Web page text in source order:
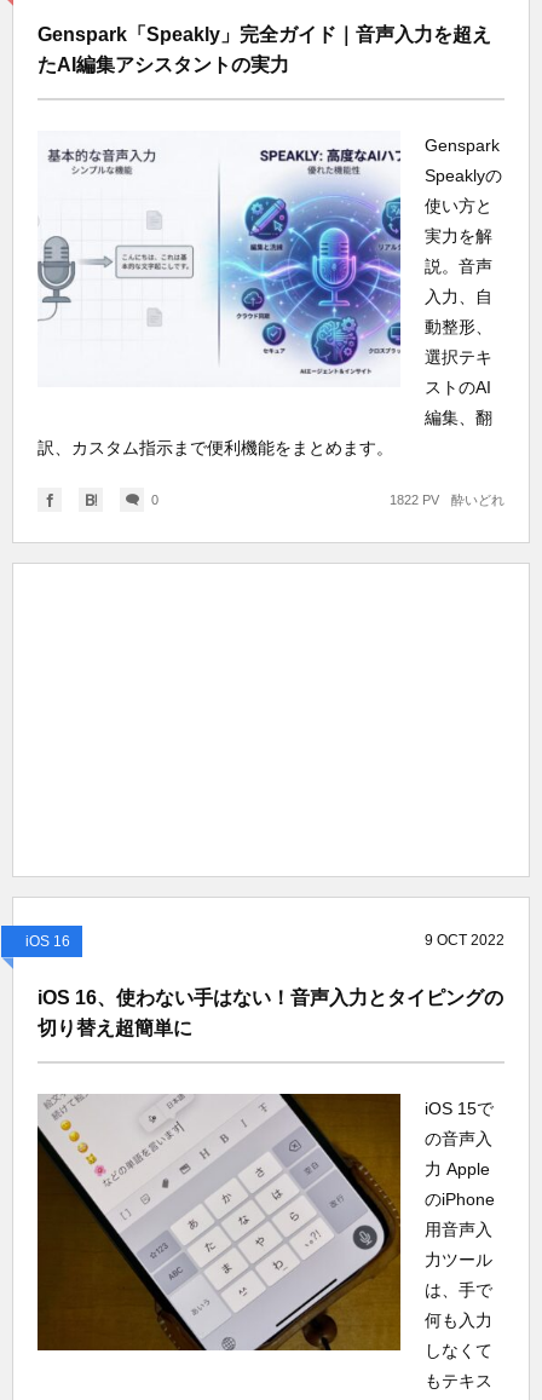
Genspark「Speakly」完全ガイド｜音声入力を超え
たAI編集アシスタントの実力
Genspark
Speaklyの
使い方と
実力を解
説。音声
入力、自
動整形、
選択テキ
ストのAI
編集、翻
訳、カスタム指示まで便利機能をまとめます。
0 酔いどれ
1822 PV
iOS 16 9 OCT 2022
iOS 16、使わない手はない！音声入力とタイピングの
切り替え超簡単に
iOS 15で
の音声入
力 Apple
のiPhone
用音声入
力ツール
は、手で
何も入力
しなくて
もテキス